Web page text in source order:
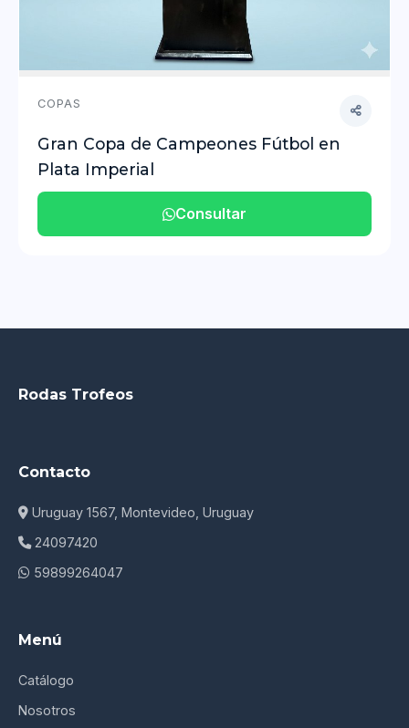
COPAS
Gran Copa de Campeones Fútbol en
Plata Imperial
Consultar
Rodas Trofeos
Contacto
Uruguay 1567, Montevideo, Uruguay
24097420
59899264047
Menú
Catálogo
Nosotros